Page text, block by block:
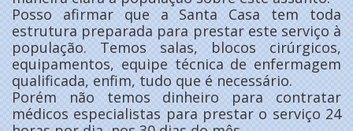
Posso afirmar que a Santa Casa tem toda
estrutura preparada para prestar este serviço à
população. Temos salas, blocos cirúrgicos,
equipamentos, equipe técnica de enfermagem
qualificada, enfim, tudo que é necessário.
Porém não temos dinheiro para contratar
médicos especialistas para prestar o serviço 24